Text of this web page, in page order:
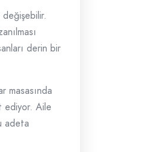
derin bir
masasında
ediyor. Aile
adeta